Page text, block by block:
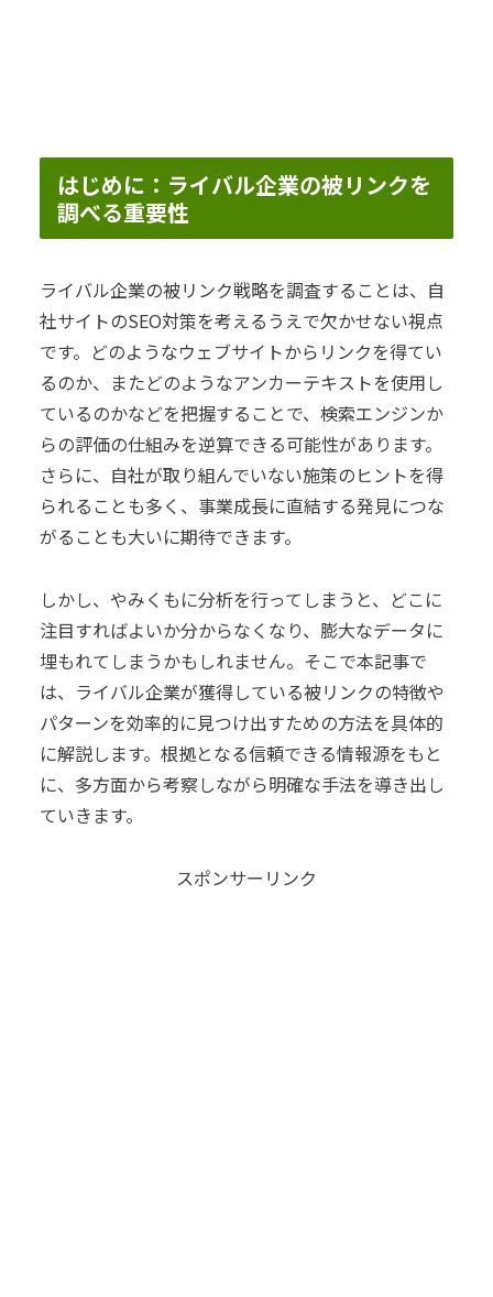
はじめに：ライバル企業の被リンクを
調べる重要性
ライバル企業の被リンク戦略を調査することは、自
社サイトのSEO対策を考えるうえで欠かせない視点
です。どのようなウェブサイトからリンクを得てい
るのか、またどのようなアンカーテキストを使用し
ているのかなどを把握することで、検索エンジンか
らの評価の仕組みを逆算できる可能性があります。
さらに、自社が取り組んでいない施策のヒントを得
られることも多く、事業成長に直結する発見につな
がることも大いに期待できます。
しかし、やみくもに分析を行ってしまうと、どこに
注目すればよいか分からなくなり、膨大なデータに
埋もれてしまうかもしれません。そこで本記事で
は、ライバル企業が獲得している被リンクの特徴や
パターンを効率的に見つけ出すための方法を具体的
に解説します。根拠となる信頼できる情報源をもと
に、多方面から考察しながら明確な手法を導き出し
ていきます。
スポンサーリンク